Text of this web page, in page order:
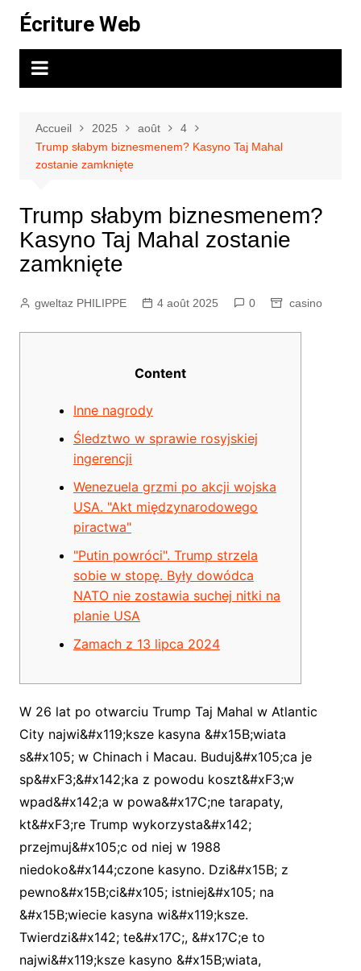
contenu
Écriture Web
Accueil 2025 août
4
Trump słabym biznesmenem? Kasyno Taj Mahal
zostanie zamknięte
Trump słabym biznesmenem?
Kasyno Taj Mahal zostanie
zamknięte
gweltaz PHILIPPE 4 août 2025 0 casino
Content
Inne nagrody
Śledztwo w sprawie rosyjskiej
ingerencji
Wenezuela grzmi po akcji wojska
USA. "Akt międzynarodowego
piractwa"
"Putin powróci". Trump strzela
sobie w stopę. Były dowódca
NATO nie zostawia suchej nitki na
planie USA
Zamach z 13 lipca 2024
W 26 lat po otwarciu Trump Taj Mahal w Atlantic
City najwi&#x119;ksze kasyna &#x15B;wiata
s&#x105; w Chinach i Macau. Buduj&#x105;ca je
sp&#xF3;&#x142;ka z powodu koszt&#xF3;w
wpad&#x142;a w powa&#x17C;ne tarapaty,
kt&#xF3;re Trump wykorzysta&#x142;
przejmuj&#x105;c od niej w 1988
niedoko&#x144;czone kasyno. Dzi&#x15B; z
pewno&#x15B;ci&#x105; istniej&#x105; na
&#x15B;wiecie kasyna wi&#x119;ksze.
Twierdzi&#x142; te&#x17C;, &#x17C;e to
najwi&#x119;ksze kasyno &#x15B;wiata,